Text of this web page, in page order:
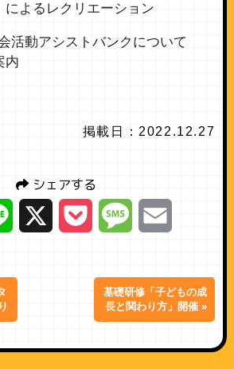
によるレクリエーション
動アシストバンクについて
内
掲載日：2022.12.27
シェアする
Line Pocket Message
基礎研修「子どもの成
長と関わり方」開催 »